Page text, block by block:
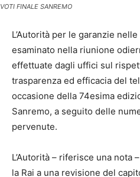
VOTI FINALE SANREMO
L’Autorità per le garanzie
esaminato nella riunione
effettuate dagli uffici sul
trasparenza ed efficacia del
occasione della 74esima
Sanremo, a seguito delle
pervenute.
L’Autorità – riferisce una nota
la Rai a una revisione del